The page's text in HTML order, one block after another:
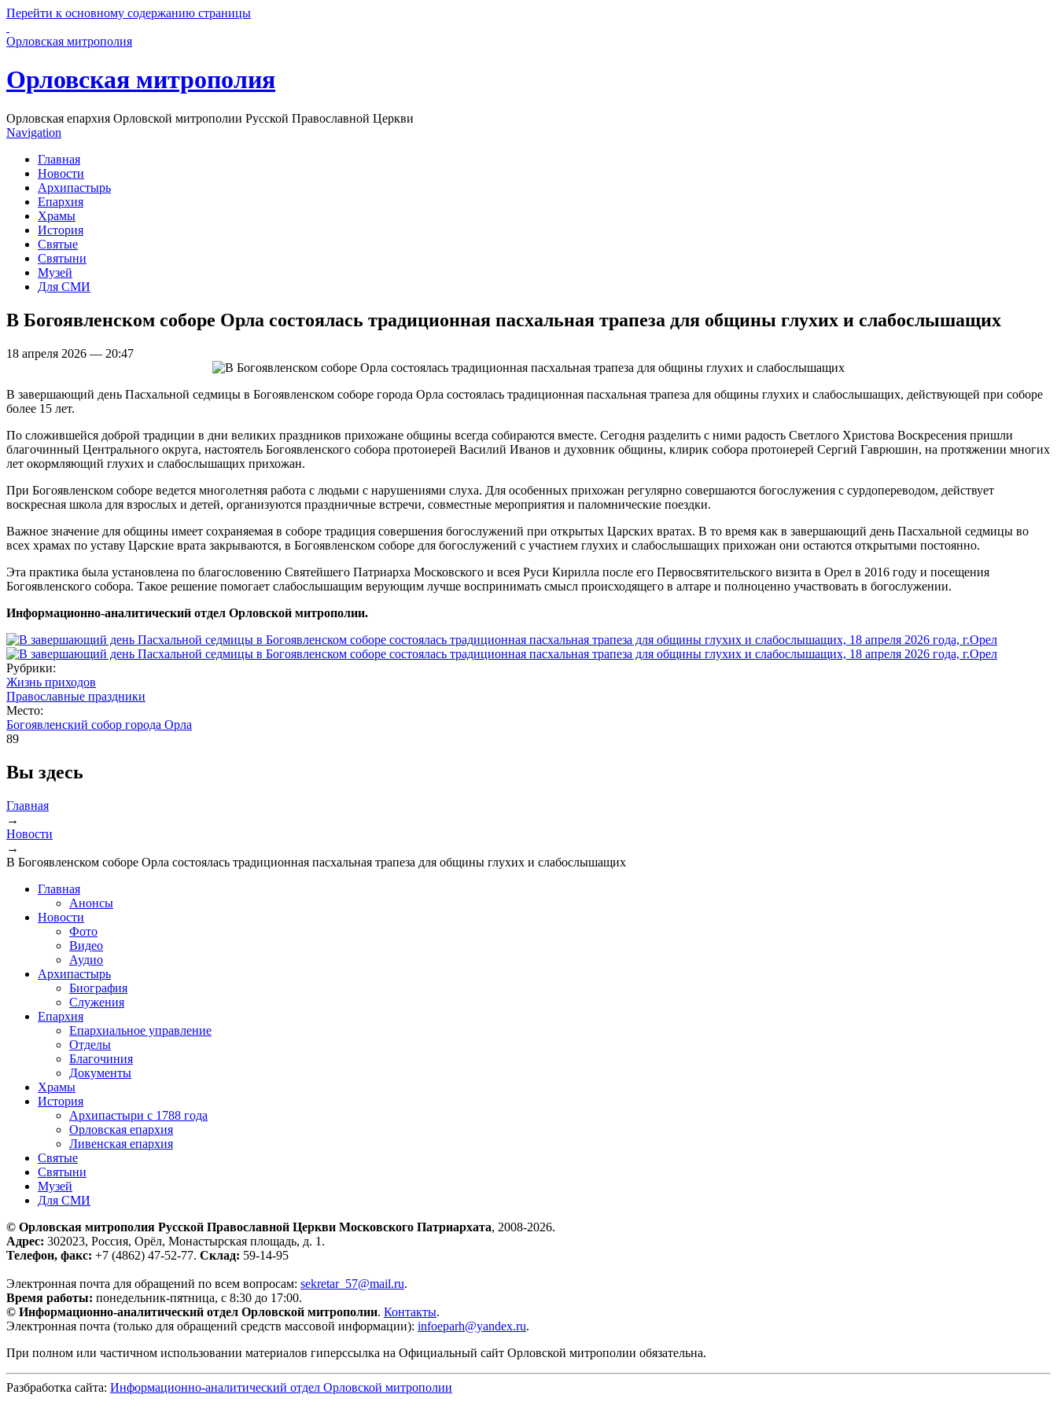
Перейти к основному содержанию страницы
Орловская митрополия
Орловская митрополия
Орловская епархия Орловской митрополии Русской Православной Церкви
Navigation
Главная
Новости
Архипастырь
Епархия
Храмы
История
Святые
Святыни
Музей
Для СМИ
В Богоявленском соборе Орла состоялась традиционная пасхальная трапеза для общины глухих и слабослышащих
18 апреля 2026 — 20:47
В завершающий день Пасхальной седмицы в Богоявленском соборе города Орла состоялась традиционная пасхальная трапеза для общины глухих и слабослышащих, действующей при соборе
более 15 лет.
По сложившейся доброй традиции в дни великих праздников прихожане общины всегда собираются вместе. Сегодня разделить с ними радость Светлого Христова Воскресения пришли
благочинный Центрального округа, настоятель Богоявленского собора протоиерей Василий Иванов и духовник общины, клирик собора протоиерей Сергий Гаврюшин, на протяжении многих
лет окормляющий глухих и слабослышащих прихожан.
При Богоявленском соборе ведется многолетняя работа с людьми с нарушениями слуха. Для особенных прихожан регулярно совершаются богослужения с сурдопереводом, действует
воскресная школа для взрослых и детей, организуются праздничные встречи, совместные мероприятия и паломнические поездки.
Важное значение для общины имеет сохраняемая в соборе традиция совершения богослужений при открытых Царских вратах. В то время как в завершающий день Пасхальной седмицы во
всех храмах по уставу Царские врата закрываются, в Богоявленском соборе для богослужений с участием глухих и слабослышащих прихожан они остаются открытыми постоянно.
Эта практика была установлена по благословению Святейшего Патриарха Московского и всея Руси Кирилла после его Первосвятительского визита в Орел в 2016 году и посещения
Богоявленского собора. Такое решение помогает слабослышащим верующим лучше воспринимать смысл происходящего в алтаре и полноценно участвовать в богослужении.
Информационно-аналитический отдел Орловской митрополии.
Рубрики:
Жизнь приходов
Православные праздники
Место:
Богоявленский собор города Орла
89
Вы здесь
Главная
→
Новости
→
В Богоявленском соборе Орла состоялась традиционная пасхальная трапеза для общины глухих и слабослышащих
Главная
Анонсы
Новости
Фото
Видео
Аудио
Архипастырь
Биография
Служения
Епархия
Епархиальное управление
Отделы
Благочиния
Документы
Храмы
История
Архипастыри с 1788 года
Орловская епархия
Ливенская епархия
Святые
Святыни
Музей
Для СМИ
© Орловская митрополия Русской Православной Церкви Московского Патриархата, 2008-2026.
Адрес: 302023, Россия, Орёл, Монастырская площадь, д. 1.
Телефон, факс: +7 (4862) 47-52-77. Склад: 59-14-95
Электронная почта для обращений по всем вопросам: sekretar_57@mail.ru.
Время работы: понедельник-пятница, с 8:30 до 17:00.
© Информационно-аналитический отдел Орловской митрополии. Контакты.
Электронная почта (только для обращений средств массовой информации): infoeparh@yandex.ru.
При полном или частичном использовании материалов гиперссылка на Официальный сайт Орловской митрополии обязательна.
Разбработка сайта: Информационно-аналитический отдел Орловской митрополии